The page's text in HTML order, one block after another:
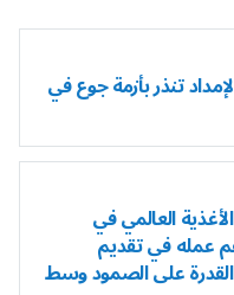
تنذر بأزمة جوع في
العالمي في
عمله في تقديم
القدرة على الصمود وسط